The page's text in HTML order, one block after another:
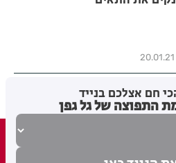
20.01.21
חם אצלכם בנייד
התפוצה של גל גפן